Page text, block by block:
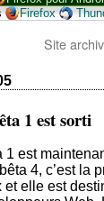
Firefox
Site
1 est sorti
1 est
4, c’est la
elle est